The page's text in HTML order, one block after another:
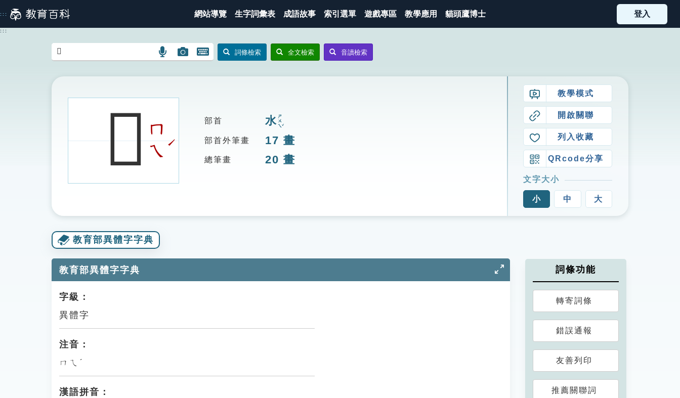
到
主
::: 網站導覽 生字詞彙表 成語故事 索引選單 遊戲專區 教學應用 貓頭鷹博士 登入
:::
語
搜
圖
圖
搜
開
鍵
詞條檢索 全文檢索 音讀檢索
𤃱ㄇ
ㄟ
ˊ
部首 水ㄕㄨㄟˇ
部首外筆畫 17 畫
總筆畫 20 畫
教學模式
開啟關聯
列入收藏
QRcode分享
文字大小
小 中 大
教育部異體字字典
教育部異體字字典
字級：
異體字
注音：
ㄇㄟˊ
漢語拼音：
詞條功能
轉寄詞條
錯誤通報
友善列印
推薦關聯詞